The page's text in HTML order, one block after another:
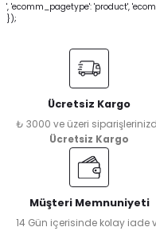
', 'ecomm_pagetype': 'product',
});
Ücretsiz Kargo
₺ 3000 ve üzeri
Ücretsiz Kargo
Müşteri Memnuniyeti
14 Gün içerisinde kolay iade